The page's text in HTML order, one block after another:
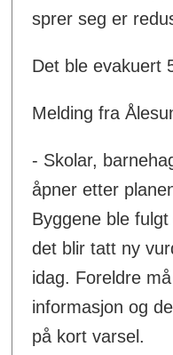
sprer seg er
Det ble evakuert
Melding fra
- Skolar,
åpner etter
Byggene ble
det blir tatt ny
idag. Foreldre
informasjon og
på kort varsel.